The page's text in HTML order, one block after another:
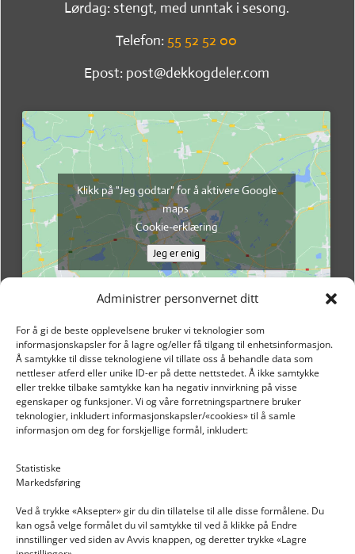
Administrer personvernet ditt
For å gi de beste opplevelsene bruker vi teknologier som
informasjonskapsler for å lagre og/eller få tilgang til enhetsinformasjon.
Å samtykke til disse teknologiene vil tillate oss å behandle data som
nettleser atferd eller unike ID-er på dette nettstedet. Å ikke samtykke
eller trekke tilbake samtykke kan ha negativ innvirkning på visse
egenskaper og funksjoner. Vi og våre forretningspartnere bruker
teknologier, inkludert informasjonskapsler/«cookies» til å samle
informasjon om deg for forskjellige formål, inkludert:
Statistiske
Markedsføring
Ved å trykke «Aksepter» gir du din tillatelse til alle disse formålene. Du
kan også velge formålet du vil samtykke til ved å klikke på Endre
innstillinger ved siden av Avvis knappen, og deretter trykke «Lagre
Lørdag: stengt, med unntak i sesong.
Telefon: 55 52 52 00
Epost: post@dekkogdeler.com
Klikk på "Jeg godtar" for å aktivere Google
maps
Cookie-erklæring
Jeg er enig